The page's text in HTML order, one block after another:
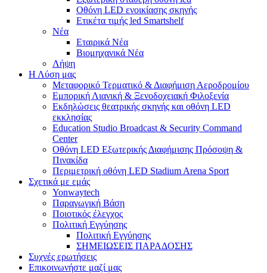
Οθόνη LED ενοικίασης σκηνής
Ετικέτα τιμής led Smartshelf
Νέα
Εταιρικά Νέα
Βιομηχανικά Νέα
Λήψη
Η Λύση μας
Μεταφορικό Τερματικό & Διαφήμιση Αεροδρομίου
Εμπορική Λιανική & Ξενοδοχειακή Φιλοξενία
Εκδηλώσεις θεατρικής σκηνής και οθόνη LED
εκκλησίας
Education Studio Broadcast & Security Command
Center
Οθόνη LED Εξωτερικής Διαφήμισης Πρόσοψη &
Πινακίδα
Περιμετρική οθόνη LED Stadium Arena Sport
Σχετικά με εμάς
Yonwaytech
Παραγωγική Βάση
Ποιοτικός έλεγχος
Πολιτική Εγγύησης
Πολιτική Εγγύησης
ΣΗΜΕΙΩΣΕΙΣ ΠΑΡΑΔΟΣΗΣ
Συχνές ερωτήσεις
Επικοινωνήστε μαζί μας